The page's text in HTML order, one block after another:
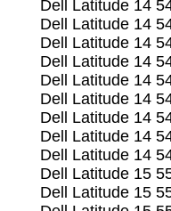
Dell Latitude 14
Dell Latitude 14
Dell Latitude 14
Dell Latitude 14
Dell Latitude 14
Dell Latitude 14
Dell Latitude 14
Dell Latitude 14
Dell Latitude 14
Dell Latitude 15
Dell Latitude 15